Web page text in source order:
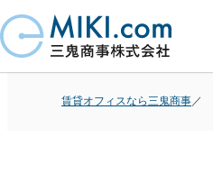
賃貸オフィスなら三鬼商事